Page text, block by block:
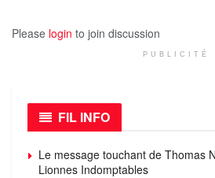
Please login to join discussion
PUBLICITÉ
FIL INFO
Le message touchant de Thomas
Lionnes Indomptables